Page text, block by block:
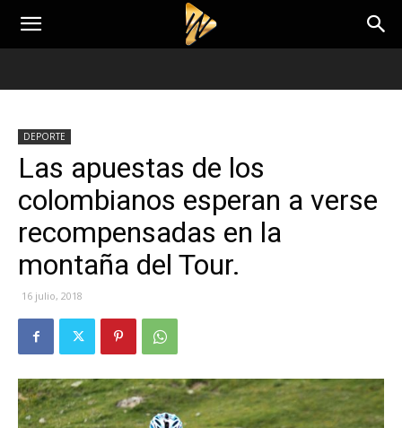
DEPORTE
Las apuestas de los
colombianos esperan a verse
recompensadas en la
montaña del Tour.
16 julio, 2018